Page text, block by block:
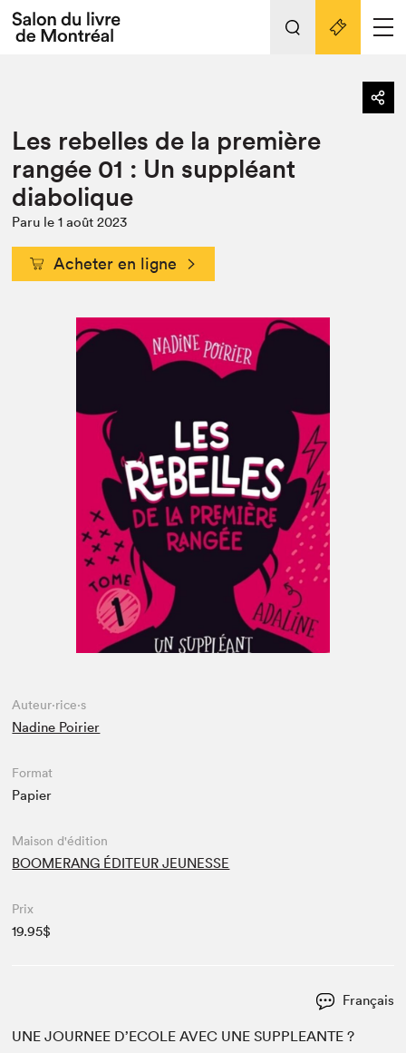
Espace exposant⋅e⋅s
Espace enseignant·e·s
Espace médias
Préparer sa visite au Salon
Actualités
SLM PRO
Nos activités
Préparer sa visite
Salon dans la ville et en ligne
Projets partenaires
Liens pratiques
Les rebelles de la première
rangée 01 : Un suppléant
diabolique
Paru le 1 août 2023
Acheter en ligne
Auteur·rice·s
Nadine Poirier
Format
Papier
Maison d'édition
BOOMERANG ÉDITEUR JEUNESSE
Prix
19.95$
Français
UNE JOURNEE D’ECOLEAVEC UNE SUP­PLEANTE ?